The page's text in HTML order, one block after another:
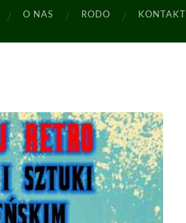
O NAS RODO KONTAKT